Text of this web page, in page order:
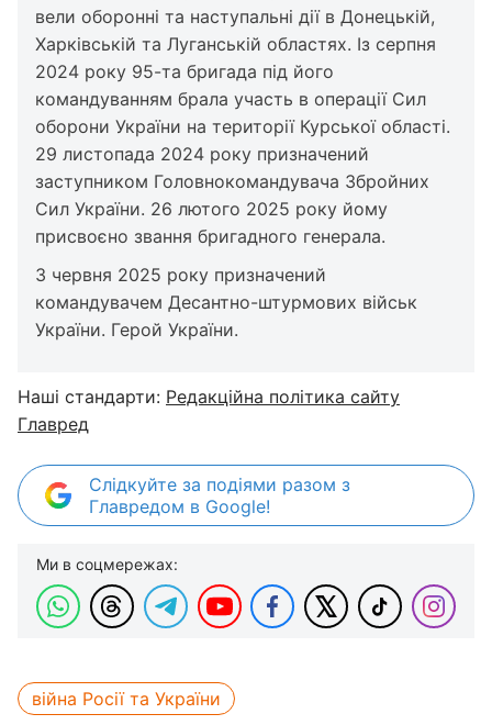
вели оборонні та наступальні дії в Донецькій,
Харківській та Луганській областях. Із серпня
2024 року 95-та бригада під його
командуванням брала участь в операції Сил
оборони України на території Курської області.
29 листопада 2024 року призначений
заступником Головнокомандувача Збройних
Сил України. 26 лютого 2025 року йому
присвоєно звання бригадного генерала.
3 червня 2025 року призначений
командувачем Десантно-штурмових військ
України. Герой України.
Наші стандарти: Редакційна політика сайту
Главред
Слідкуйте за подіями разом з
Главредом в Google!
Ми в соцмережах:
війна Росії та України